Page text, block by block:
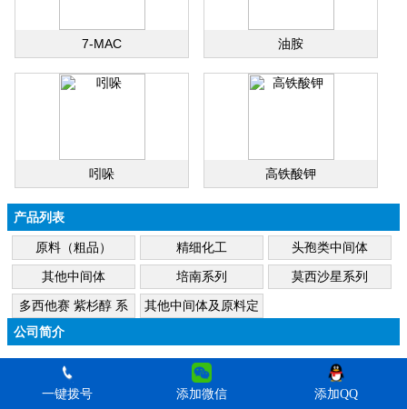
7-MAC 油胺
吲哚 高铁酸钾
产品列表
原料（粗品） 精细化工
头孢类中间体
其他中间体
培南系列
莫西沙星系列
多西他赛 紫杉醇 系
其他中间体及原料定
公司简介
一键拨号 添加微信 添加QQ